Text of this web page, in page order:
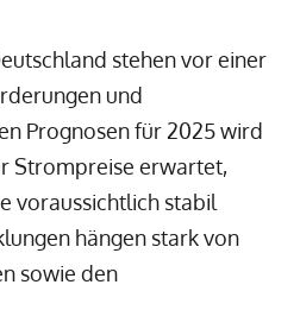
stehen vor einer
und
Prognosen für 2025 wird
Strompreise erwartet,
voraussichtlich stabil
hängen stark von
sowie den